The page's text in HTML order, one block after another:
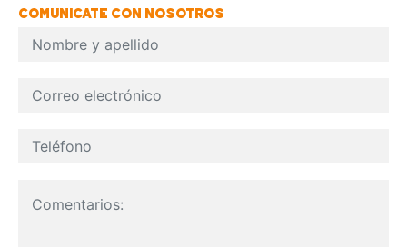
COMUNICATE CON NOSOTROS